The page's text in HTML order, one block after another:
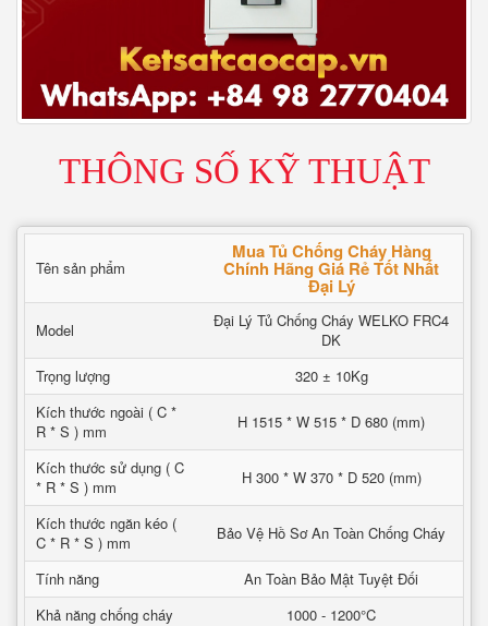
THÔNG SỐ KỸ THUẬT
Tên sản phẩm
Mua Tủ Chống Cháy Hàng
Chính Hãng Giá Rẻ Tốt Nhất
Đại Lý
Model
Đại Lý Tủ Chống Cháy WELKO FRC4
DK
Trọng lượng
320 ± 10Kg
Kích thước ngoài ( C *
R * S ) mm
H 1515 * W 515 * D 680 (mm)
Kích thước sử dụng ( C
* R * S ) mm
H 300 * W 370 * D 520 (mm)
Kích thước ngăn kéo (
C * R * S ) mm
Bảo Vệ Hồ Sơ An Toàn Chống Cháy
Tính năng
An Toàn Bảo Mật Tuyệt Đối
Khả năng chống cháy
1000 - 1200°C